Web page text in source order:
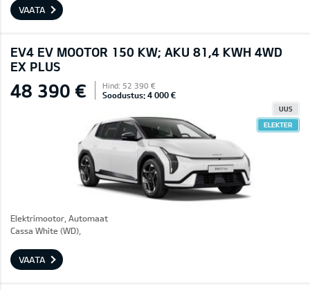
VAATA
EV4 EV MOOTOR 150 KW; AKU 81,4 KWH 4WD
EX PLUS
48 390 € Hind: 52 390 €
Soodustus: 4 000 €
UUS
ELEKTER
Elektrimootor, Automaat
Cassa White (WD),
VAATA